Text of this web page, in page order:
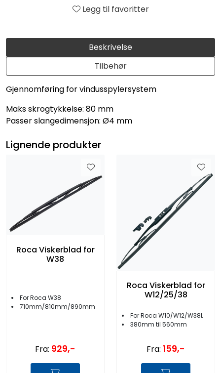
Beskrivelse
Tilbehør
Gjennomføring for vindusspylersystem
Maks skrogtykkelse: 80 mm
Passer slangedimensjon: Ø4 mm
Legg til favoritter
Lignende produkter
Roca Viskerblad for
W38
For Roca W38
710mm/810mm/890mm
Fra: 929,-
Roca Viskerblad for
W12/25/38
For Roca W10/W12/W38L
380mm til 560mm
Fra: 159,-